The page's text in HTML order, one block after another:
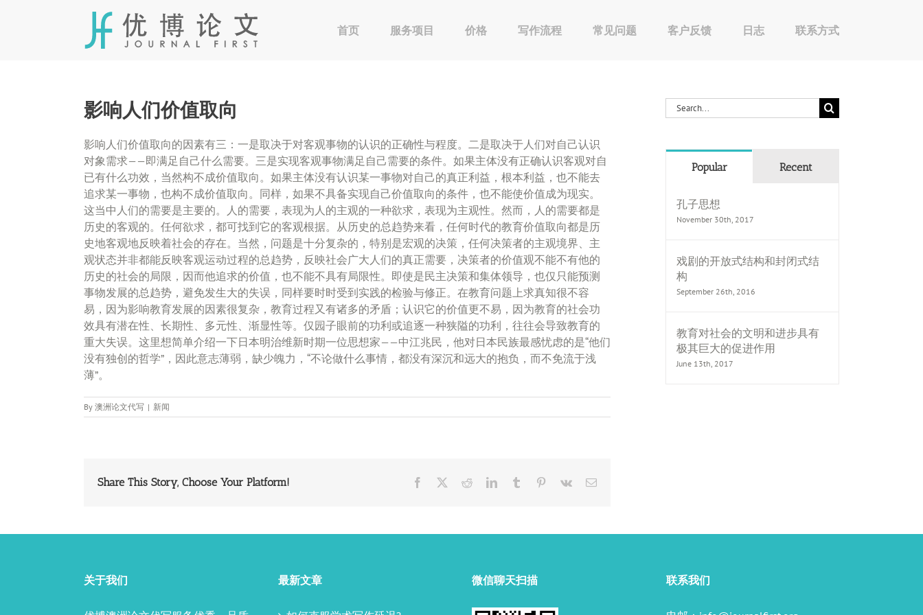
首页 服务项目 价格 写作流程 常见问题 客户反馈 日志 联系方式
影响人们价值取向
影响人们价值取向的因素有三：一是取决于对客观事物的认识的正确性与程度。二是取决于人们对自己认识
对象需求——即满足自己什么需要。三是实现客观事物满足自己需要的条件。如果主体没有正确认识客观对自
已有什么功效，当然构不成价值取向。如果主体没有认识某一事物对自己的真正利益，根本利益，也不能去
追求某一事物，也构不成价值取向。同样，如果不具备实现自己价值取向的条件，也不能使价值成为现实。
这当中人们的需要是主要的。人的需要，表现为人的主观的一种欲求，表现为主观性。然而，人的需要都是
历史的客观的。任何欲求，都可找到它的客观根据。从历史的总趋势来看，任何时代的教育价值取向都是历
史地客观地反映着社会的存在。当然，问题是十分复杂的，特别是宏观的决策，任何决策者的主观境界、主
观状态并非都能反映客观运动过程的总趋势，反映社会广大人们的真正需要，决策者的价值观不能不有他的
历史的社会的局限，因而他追求的价值，也不能不具有局限性。即使是民主决策和集体领导，也仅只能预测
事物发展的总趋势，避免发生大的失误，同样要时时受到实践的检验与修正。在教育问题上求真知很不容
易，因为影响教育发展的因素很复杂，教育过程又有诸多的矛盾；认识它的价值更不易，因为教育的社会功
效具有潜在性、长期性、多元性、渐显性等。仅园子眼前的功利或追逐一种狭隘的功利，往往会导致教育的
重大失误。这里想简单介绍一下日本明治维新时期一位思想家——中江兆民，他对日本民族最感忧虑的是“他们
没有独创的哲学”，因此意志薄弱，缺少魄力，“不论做什么事情，都没有深沉和远大的抱负，而不免流于浅
薄”。
By 澳洲论文代写 | 新闻
Share This Story, Choose Your Platform! Facebook RedditLinkedInTumblr Pinterest
Vk Email
Search
for:
Popular Recent
孔子思想
November 30th, 2017
戏剧的开放式结构和封闭式结
构
September 26th, 2016
教育对社会的文明和进步具有
极其巨大的促进作用
June 13th, 2017
关于我们 最新文章 微信聊天扫描 联系我们